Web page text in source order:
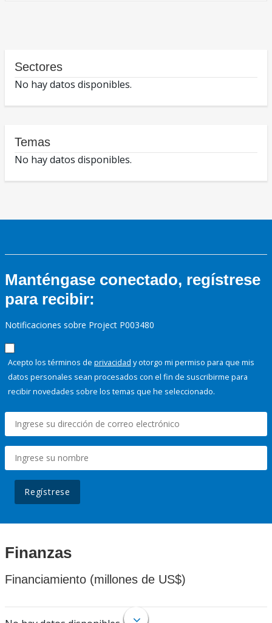
Sectores
No hay datos disponibles.
Temas
No hay datos disponibles.
Manténgase conectado, regístrese
para recibir:
Notificaciones sobre Project P003480
Acepto los términos de privacidad y otorgo mi permiso para que mis
datos personales sean procesados con el fin de suscribirme para
recibir novedades sobre los temas que he seleccionado.
Regístrese
Finanzas
Financiamiento (millones de US$)